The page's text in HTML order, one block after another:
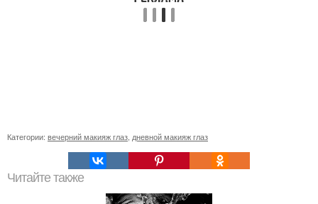
Категории: вечерний макияж глаз дневной макияж глаз
Читайте также